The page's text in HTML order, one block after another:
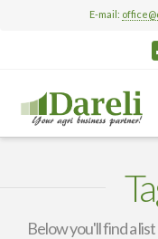
E-mail:
Below you'll find a